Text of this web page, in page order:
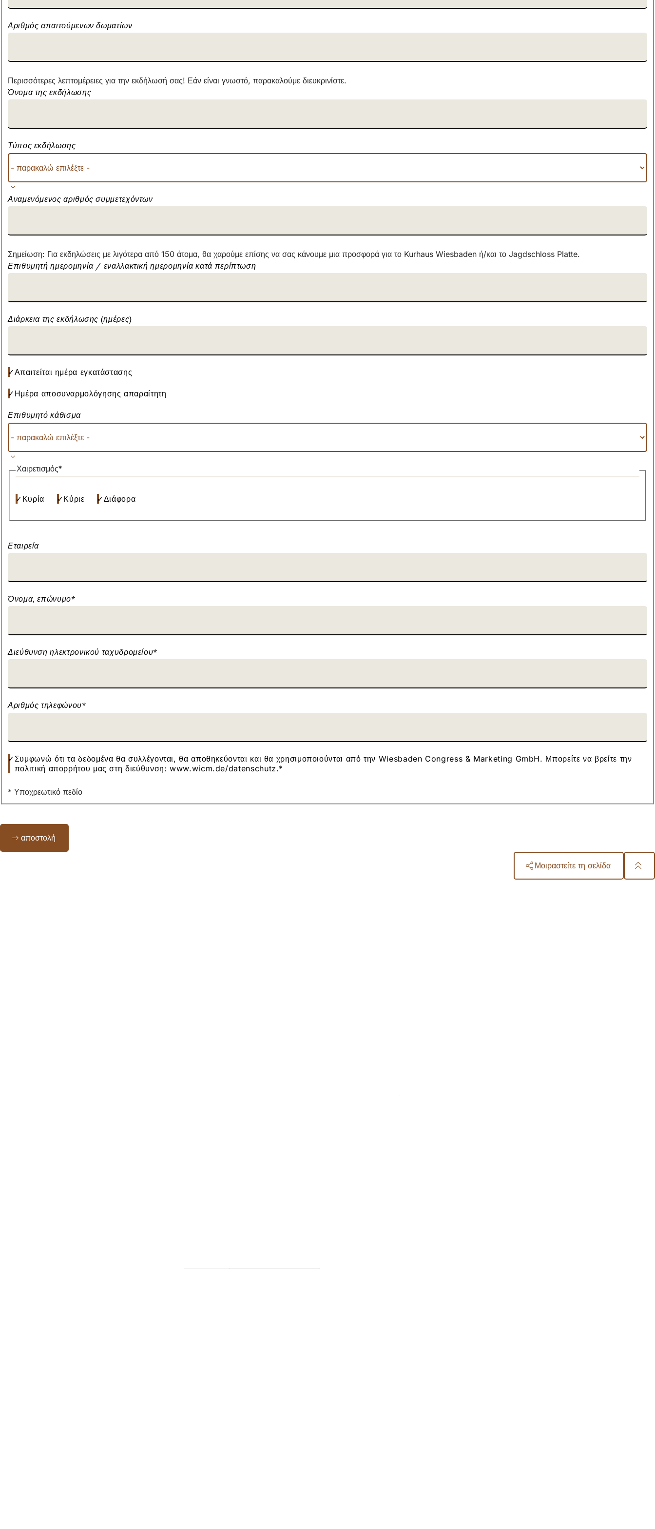
δωμάτιό
σας!
Αριθμός απαιτούμενων δωματίων
Περισσότερες λεπτομέρειες για την εκδήλωσή σας! Εάν είναι γνωστό, παρακαλούμε διευκρινίστε.
Όνομα της εκδήλωσης
Τύπος εκδήλωσης
Αναμενόμενος αριθμός συμμετεχόντων
Σημείωση: Για εκδηλώσεις με λιγότερα από 150 άτομα, θα χαρούμε επίσης να σας κάνουμε μια προσφορά για το Kurhaus Wiesbaden ή/και το Jagdschloss Platte.
Επιθυμητή ημερομηνία / εναλλακτική ημερομηνία κατά περίπτωση
Διάρκεια της εκδήλωσης (ημέρες)
Απαιτείται ημέρα εγκατάστασης
Ημέρα αποσυναρμολόγησης απαραίτητη
Επιθυμητό κάθισμα
Χαιρετισμός*
Κυρία Κύριε Διάφορα
Εταιρεία
Όνομα, επώνυμο*
Διεύθυνση ηλεκτρονικού ταχυδρομείου*
Αριθμός τηλεφώνου*
Συμφωνώ ότι τα δεδομένα θα συλλέγονται, θα αποθηκεύονται και θα χρησιμοποιούνται από την Wiesbaden Congress & Marketing GmbH. Μπορείτε να βρείτε την
πολιτική απορρήτου μας στη διεύθυνση: www.wicm.de/datenschutz.*
* Υποχρεωτικό πεδίο
Bitte
lassen
Sie
αποστολή
Μοιραστείτε τη σελίδα